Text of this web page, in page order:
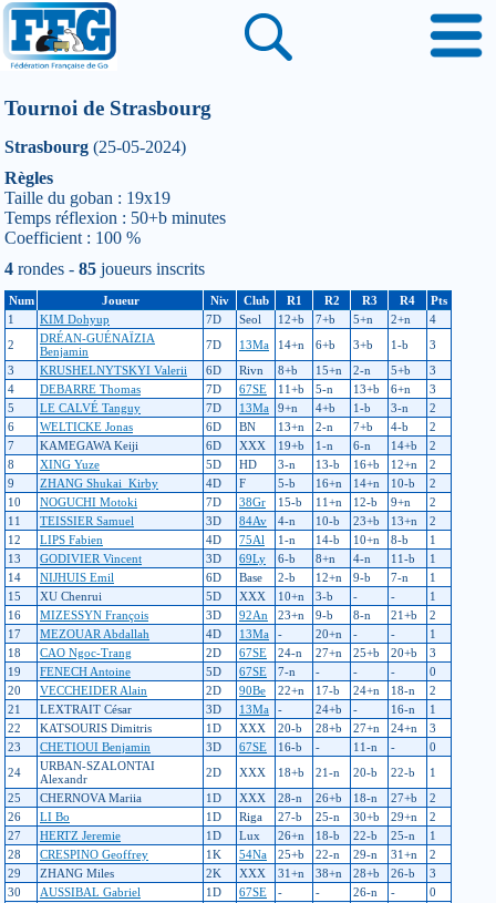
Tournoi de Strasbourg
Strasbourg (25-05-2024)
Règles
Taille du goban : 19x19
Temps réflexion : 50+b minutes
Coefficient : 100 %
4 rondes - 85 joueurs inscrits
Num Joueur Niv Club R1 R2 R3 R4
Pts
1
KIM Dohyup 7D Seol 12+b 7+b 5+n 2+n
4
2
DRÉAN-GUÉNAÏZIA
Benjamin
7D 13Ma 14+n 6+b 3+b 1-b
3
3
KRUSHELNYTSKYI Valerii 6D Rivn 8+b 15+n 2-n 5+b
3
4
DEBARRE Thomas 7D 67SE 11+b 5-n 13+b 6+n
3
5
LE CALVÉ Tanguy 7D 13Ma 9+n 4+b 1-b 3-n
2
6
WELTICKE Jonas 6D BN 13+n 2-n 7+b 4-b
2
7
KAMEGAWA Keiji 6D XXX 19+b 1-n 6-n 14+b
2
8
XING Yuze 5D HD 3-n 13-b 16+b 12+n
2
9
ZHANG Shukai_Kirby 4D F 5-b 16+n 14+n 10-b
2
10
NOGUCHI Motoki 7D 38Gr 15-b 11+n 12-b 9+n
2
11
TEISSIER Samuel 3D 84Av 4-n 10-b 23+b 13+n
2
12
LIPS Fabien 4D 75Al 1-n 14-b 10+n 8-b
1
13
GODIVIER Vincent 3D 69Ly 6-b 8+n 4-n 11-b
1
14
NIJHUIS Emil 6D Base 2-b 12+n 9-b 7-n
1
15
XU Chenrui 5D XXX 10+n 3-b - -
1
16
MIZESSYN François 3D 92An 23+n 9-b 8-n 21+b
2
17
MEZOUAR Abdallah 4D 13Ma - 20+n - -
1
18
CAO Ngoc-Trang 2D 67SE 24-n 27+n 25+b 20+b
3
19
FENECH Antoine 5D 67SE 7-n - - -
0
20
VECCHEIDER Alain 2D 90Be 22+n 17-b 24+n 18-n
2
21
LEXTRAIT César 3D 13Ma - 24+b - 16-n
1
22
KATSOURIS Dimitris 1D XXX 20-b 28+b 27+n 24+n
3
23
CHETIOUI Benjamin 3D 67SE 16-b - 11-n -
0
24
URBAN-SZALONTAI
Alexandr
2D XXX 18+b 21-n 20-b 22-b
1
25
CHERNOVA Mariia 1D XXX 28-n 26+b 18-n 27+b
2
26
LI Bo 1D Riga 27-b 25-n 30+b 29+n
2
27
HERTZ Jeremie 1D Lux 26+n 18-b 22-b 25-n
1
28
CRESPINO Geoffrey 1K 54Na 25+b 22-n 29-n 31+n
2
29
ZHANG Miles 2K XXX 31+n 38+n 28+b 26-b
3
30
AUSSIBAL Gabriel 1D 67SE - - 26-n -
0